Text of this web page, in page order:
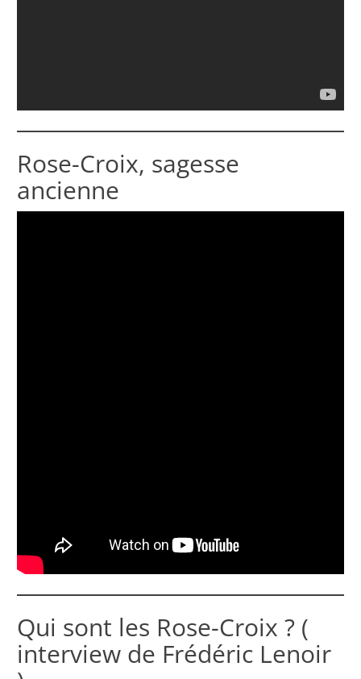
Rose-Croix, sagesse
ancienne
Qui sont les Rose-Croix ? (
interview de Frédéric Lenoir